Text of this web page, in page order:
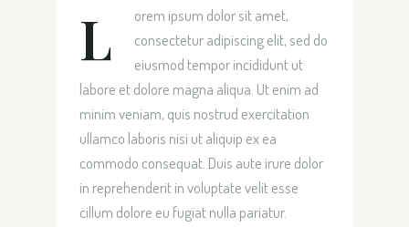
L
orem ipsum dolor sit amet,
consectetur adipiscing elit, sed do
eiusmod tempor incididunt ut
labore et dolore magna aliqua. Ut enim ad
minim veniam, quis nostrud exercitation
ullamco laboris nisi ut aliquip ex ea
commodo consequat. Duis aute irure dolor
in reprehenderit in voluptate velit esse
cillum dolore eu fugiat nulla pariatur.